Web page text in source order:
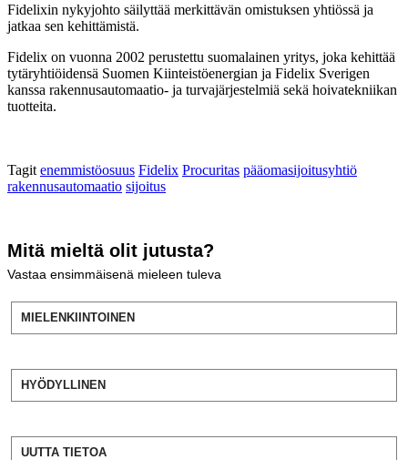
Fidelixin nykyjohto säilyttää merkittävän omistuksen yhtiössä ja
jatkaa sen kehittämistä.
Fidelix on vuonna 2002 perustettu suomalainen yritys, joka kehittää
tytäryhtiöidensä Suomen Kiinteistöenergian ja Fidelix Sverigen
kanssa rakennusautomaatio- ja turvajärjestelmiä sekä hoivatekniikan
tuotteita.
Tagit enemmistöosuus Fidelix Procuritas pääomasijoitusyhtiö
rakennusautomaatio sijoitus
Mitä mieltä olit jutusta?
Vastaa ensimmäisenä mieleen tuleva
MIELENKIINTOINEN
HYÖDYLLINEN
UUTTA TIETOA